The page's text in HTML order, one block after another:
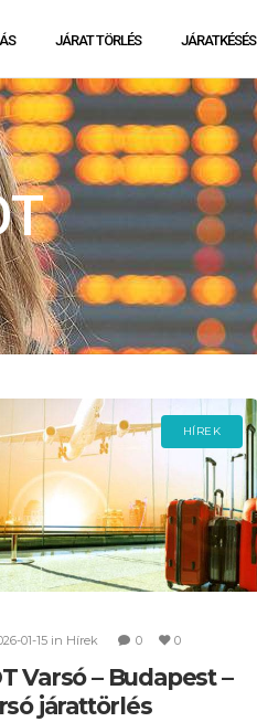
JÁRAT TÖRLÉS JÁRATKÉSÉS
HÍREK
01-15 in Hírek 0 0
Varsó – Budapest –
járattörlés